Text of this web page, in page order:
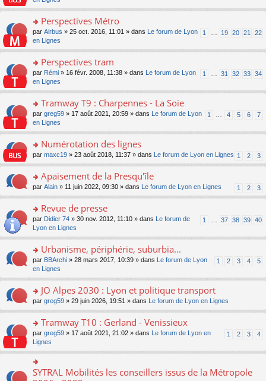
nt
ré
c
e
nt
lu
le
u
c
e
nt
n
o
n
lu
le
u
c
e
nt
m
e
s
s
a
n
o
n
lu
le
u
c
e
nt
s
er
le
m
e
s
s
a
n
o
n
lu
le
u
ré
c
e
o
n
s
er
le
m
e
s
s
a
n
o
n
lu
pl
s
ré
e
Perspectives Métro
1 19 20 21 22
par Airbus » 25 oct. 2016, 11:01 » dans
Le forum de Lyon
en Lignes
o
n
s
er
le
m
e
s
s
e
n
o
n
le
pl
s
ré
c
e
Perspectives tram
1 31 32 33 34
par Rémi » 16 févr. 2008, 11:38 » dans
Le forum de Lyon
en Lignes
o
n
s
er
le
m
e
s
g
e
n
o
n
le
s
ré
c
nt
Tramway T9 : Charpennes - La Soie
1 4 5 6 7
par greg59 » 17 août 2021, 20:59 » dans
Le forum de Lyon
en Lignes
o
n
ult
er
le
m
e
s
g
e
n
o
n
le
u
s
ré
c
e
nt
Numérotation des lignes
1 2 3
par maxc19 » 23 août 2018, 11:37 » dans Le forum de Lyon en Lignes
o
n
ult
er
le
m
e
s
s
e
n
o
n
le
s
ré
Apaisement de la Presqu'île
1 2 3
par Alain » 11 juin 2022, 09:30 » dans Le forum de Lyon en Lignes
o
s
er
le
m
e
s
s
e
n
o
n
lu
le
pl
Revue de presse
1 37 38 39 40
par Didier 74 » 30 nov. 2012, 11:10 » dans
Le forum de
Lyon en Lignes
o
n
s
er
le
m
e
s
s
g
n
Urbanisme, périphérie, suburbia...
1 2 3 4 5
par BBArchi » 28 mars 2017, 10:39 » dans
Le forum de Lyon
en Lignes
o
n
ult
er
le
m
e
s
JO Alpes 2030 : Lyon et politique transport
par greg59 » 29 juin 2026, 19:51 » dans Le forum de Lyon en Lignes
o
s
ult
er
le
Tramway T10 : Gerland - Venissieux
1 2 3 4
par greg59 » 17 août 2021, 21:02 » dans
Le forum de Lyon en
Lignes
o
SYTRAL Mobilités les conseillers issus de la Métropole